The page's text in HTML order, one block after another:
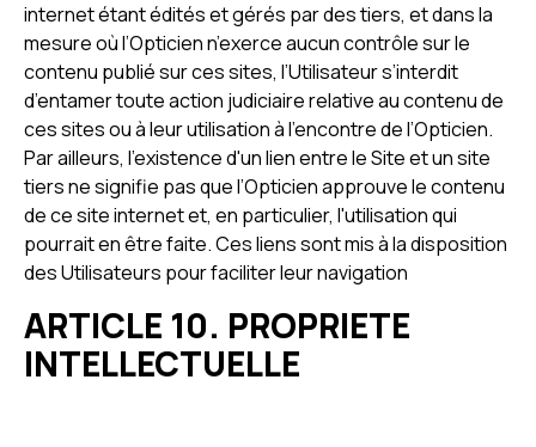
internet étant édités et gérés par des tiers, et dans la
mesure où l’Opticien n’exerce aucun contrôle sur le
contenu publié sur ces sites, l’Utilisateur s’interdit
d’entamer toute action judiciaire relative au contenu de
ces sites ou à leur utilisation à l’encontre de l’Opticien.
Par ailleurs, l'existence d'un lien entre le Site et un site
tiers ne signifie pas que l’Opticien approuve le contenu
de ce site internet et, en particulier, l'utilisation qui
pourrait en être faite. Ces liens sont mis à la disposition
des Utilisateurs pour faciliter leur navigation
ARTICLE 10. PROPRIETE
INTELLECTUELLE